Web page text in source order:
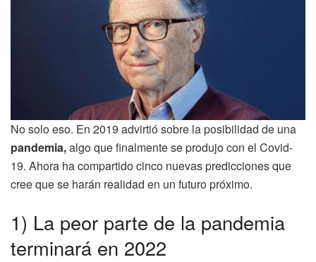
No solo eso. En 2019 advirtió sobre la posibilidad de una
pandemia,algo que finalmente se produjo con el Covid-
19. Ahora ha compartido cinco nuevas predicciones que
cree que se harán realidad en un futuro próximo.
1) La peor parte de la pandemia
terminará en 2022